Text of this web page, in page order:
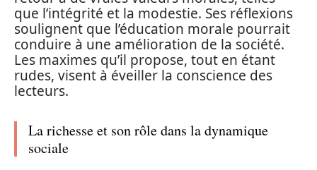
que l’intégrité et la modestie. Ses réflexions
soulignent que l’éducation morale pourrait
conduire à une amélioration de la société.
Les maximes qu’il propose, tout en étant
rudes, visent à éveiller la conscience des
lecteurs.
La richesse et son rôle dans la dynamique
sociale